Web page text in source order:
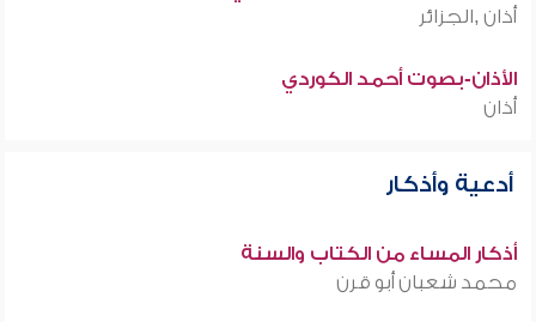
أذان ,الجزائر
الأذان-بصوت أحمد الكوردي
أذان
أدعية وأذكار
أذكار المساء من الكتاب والسنة
محمد شعبان أبو قرن